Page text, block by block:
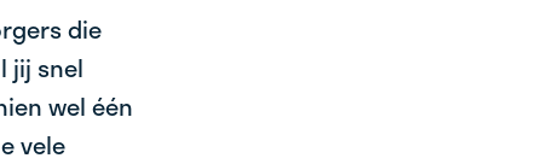
die
jij snel
wel één
vele